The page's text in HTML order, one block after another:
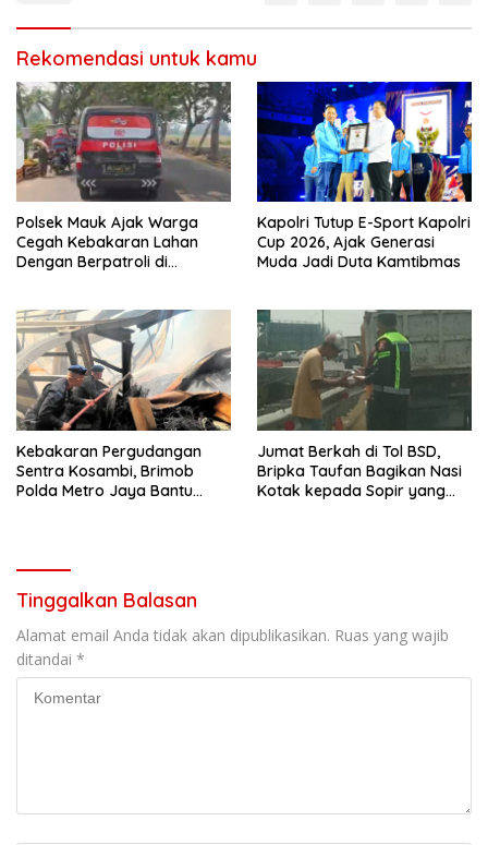
Rekomendasi untuk kamu
Polsek Mauk Ajak Warga
Cegah Kebakaran Lahan
Dengan Berpatroli di
Kapolri Tutup E-Sport Kapolri
Cup 2026, Ajak Generasi
Muda Jadi Duta Kamtibmas
Kebakaran Pergudangan
Sentra Kosambi, Brimob
Polda Metro Jaya Bantu
Jumat Berkah di Tol BSD,
Bripka Taufan Bagikan Nasi
Kotak kepada Sopir yang
Tinggalkan Balasan
Alamat email Anda tidak akan dipublikasikan. Ruas yang wajib
ditandai *